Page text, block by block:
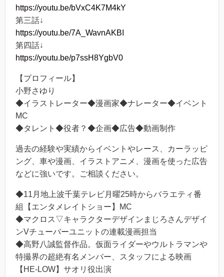
https://youtu.be/bVxC4K7M4kY
第三話↓
https://youtu.be/7A_WavnAKBI
第四話↓
https://youtu.be/p7ssH8YgbV0
【プロフィール】
小野さゆり
◆イラストレーター◆漫画家◆ナレーター◆イベント
MC
◆タレント◆役者？◆企画◆広告◆動画制作
過去の経験や実績からイベントやレース、カーラッピ
ング、車や漫画、イラストアニメ、漫画を使った広告
などに強いです。ご相談ください。
◆11月地上波千葉テレビ月曜25時からバラエティ番
組【エンタメレイトショー】MC
◆マクロス▽キャラクターデザインまじろさんデザイ
ンVチューバーユニットの連載漫画担当
◆高野八誠監督作品。仮面ライダーやウルトラマンや
特撮界の超絶有名メンバー、スタッフによる映画
【HE-LOW】サオリ役出演